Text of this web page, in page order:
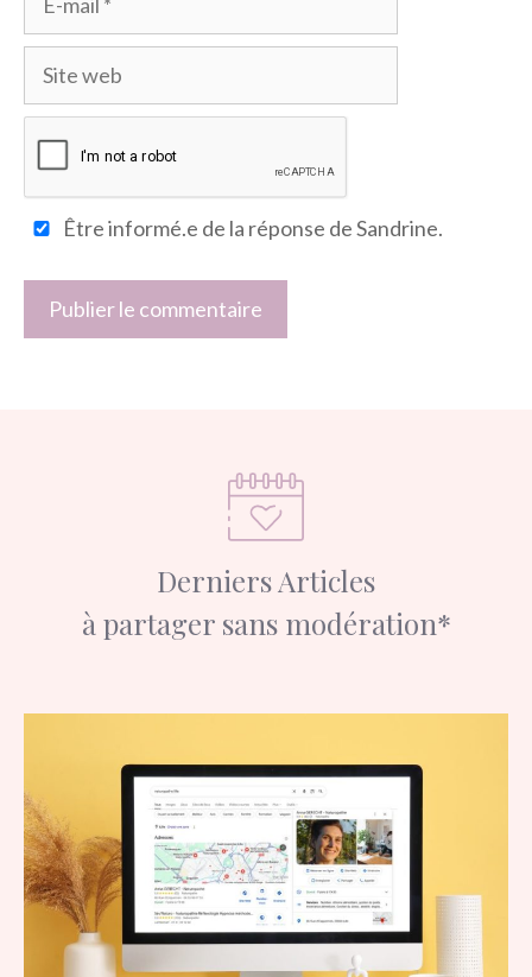
mail
Site
web
Être informé.e de la réponse de Sandrine.
Derniers Articles
à partager sans modération*